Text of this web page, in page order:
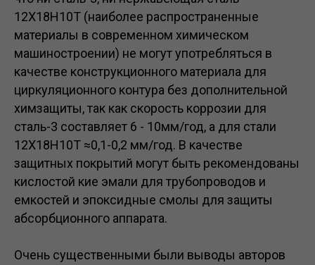
12Х18Н10Т (наиболее распространенные
материалы в современном химическом
машиностроении) не могут употребляться в
качестве конструкционного материала для
циркуляционного контура без дополнительной
химзащиты, так как скорость коррозии для
сталь-3 составляет 6 - 10мм/год, а для стали
12Х18Н10Т ≈0,1-0,2 мм/год. В качестве
защитных покрытий могут быть рекомендованы
кислостой кие эмали для трубопроводов и
емкостей и эпоксидные смолы для защиты
абсорбционного аппарата.
Очень существенными были выводы авторов